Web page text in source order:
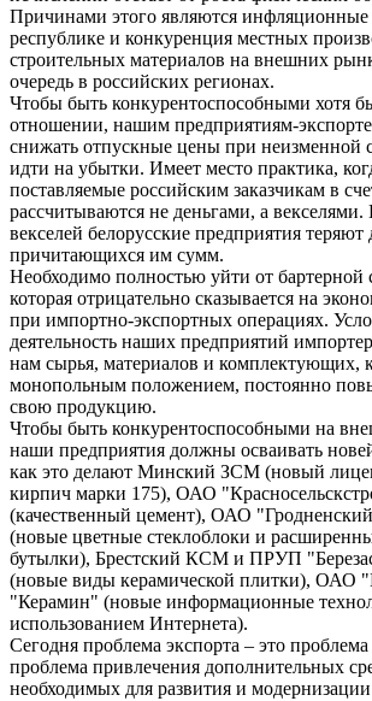
Причинами этого являются инфляционные
республике и конкуренция местных
строительных материалов на внешних
очередь в российских регионах.
Чтобы быть конкурентоспособными хотя
отношении, нашим предприятиям-
снижать отпускные цены при неизменной
идти на убытки. Имеет место практика,
поставляемые российским заказчикам в
рассчитываются не деньгами, а
векселей белорусские предприятия теряют
причитающихся им сумм.
Необходимо полностью уйти от бартерной
которая отрицательно сказывается на
при импортно-экспортных операциях.
деятельность наших предприятий
нам сырья, материалов и комплектующих,
монопольным положением, постоянно
свою продукцию.
Чтобы быть конкурентоспособными на
наши предприятия должны осваивать
как это делают Минский ЗСМ (новый
кирпич марки 175), ОАО
(качественный цемент), ОАО "Гродненский
(новые цветные стеклоблоки и
бутылки), Брестский КСМ и ПРУП
(новые виды керамической плитки), ОАО
"Керамин" (новые информационные
использованием Интернета).
Сегодня проблема экспорта – это
проблема привлечения дополнительных
необходимых для развития и модернизации